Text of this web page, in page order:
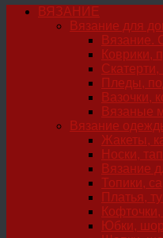
ВЯЗАНИЕ
Вязание для
Вязание.
Коврики,
Пледы,
Вазочки,
Вязаные
Вязание
Жакеты,
Носки,
Вязание
Топики,
Платья,
Юбки,